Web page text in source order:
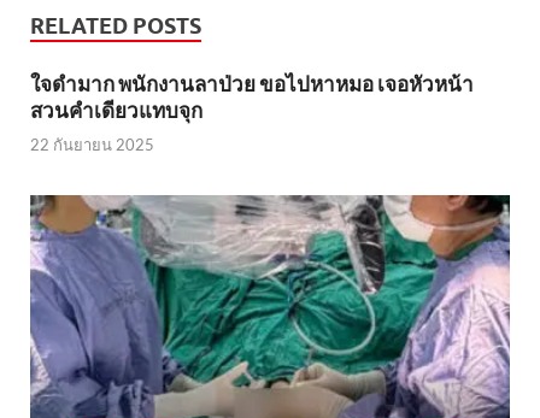
RELATED POSTS
ใจดำมาก พนักงานลาป่วย ขอไปหาหมอ เจอหัวหน้า
สวนคำเดียวแทบจุก
22 กันยายน 2025